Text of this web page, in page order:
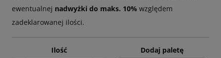
ewentualnej nadwyżki do maks. 10% względem
zadeklarowanej ilości.
Ilość Dodaj paletę